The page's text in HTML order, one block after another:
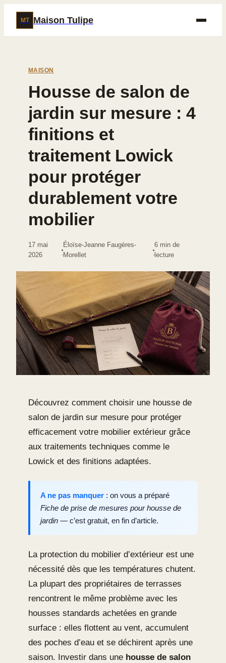
MT Maison Tulipe
MAISON
Housse de salon de
jardin sur mesure : 4
finitions et
traitement Lowick
pour protéger
durablement votre
mobilier
17 mai
2026
·
Éloïse-Jeanne Faugères-
Morellet
·
6 min de
lecture
Découvrez comment choisir une housse de
salon de jardin sur mesure pour protéger
efficacement votre mobilier extérieur grâce
aux traitements techniques comme le
Lowick et des finitions adaptées.
A ne pas manquer : on vous a préparé
Fiche de prise de mesures pour housse de
jardin — c’est gratuit, en fin d’article.
La protection du mobilier d’extérieur est une
nécessité dès que les températures chutent.
La plupart des propriétaires de terrasses
rencontrent le même problème avec les
housses standards achetées en grande
surface : elles flottent au vent, accumulent
des poches d’eau et se déchirent après une
saison. Investir dans une housse de salon